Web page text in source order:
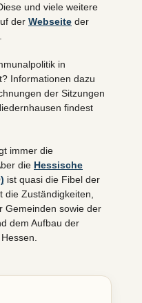
und viele weitere
der Webseite der
in
Informationen dazu
der Sitzungen
findest
immer die
die Hessische
ist quasi die Fibel der
die Zuständigkeiten,
Gemeinden sowie der
dem Aufbau der